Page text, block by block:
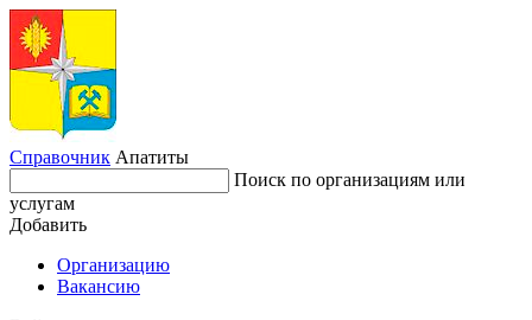
Справочник Апатиты
Поиск по организациям или
услугам
Добавить
Организацию
Вакансию